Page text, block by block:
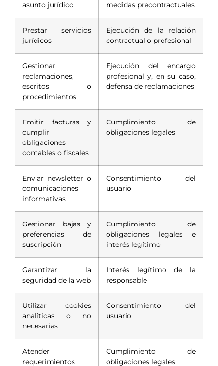
asunto jurídico
medidas precontractuales
Prestar servicios
jurídicos
Ejecución de la relación
contractual o profesional
Gestionar
reclamaciones,
escritos o
procedimientos
Ejecución del encargo
profesional y, en su caso,
defensa de reclamaciones
Emitir facturas y
cumplir
obligaciones
contables o fiscales
Cumplimiento de
obligaciones legales
Enviar newsletter o
comunicaciones
informativas
Consentimiento del
usuario
Gestionar bajas y
preferencias de
suscripción
Cumplimiento de
obligaciones legales e
interés legítimo
Garantizar la
seguridad de la web
Interés legítimo de la
responsable
Utilizar cookies
analíticas o no
necesarias
Consentimiento del
usuario
Atender
requerimientos
Cumplimiento de
obligaciones legales